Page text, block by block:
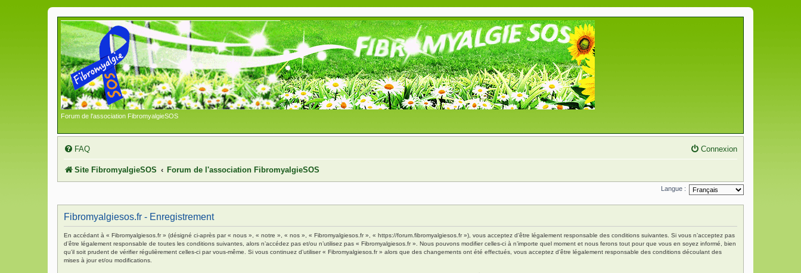
Forum de l'association FibromyalgieSOS
FAQ Connexion
Site FibromyalgieSOS Forum de l'association FibromyalgieSOS
Langue :
Fibromyalgiesos.fr - Enregistrement
En accédant à « Fibromyalgiesos.fr » (désigné ci-après par « nous », « notre », « nos », « Fibromyalgiesos.fr », « https://forum.fibromyalgiesos.fr »), vous acceptez d’être légalement responsable des conditions suivantes. Si vous n’acceptez pas
d’être légalement responsable de toutes les conditions suivantes, alors n’accédez pas et/ou n’utilisez pas « Fibromyalgiesos.fr ». Nous pouvons modifier celles-ci à n’importe quel moment et nous ferons tout pour que vous en soyez informé, bien
qu’il soit prudent de vérifier régulièrement celles-ci par vous-même. Si vous continuez d’utiliser « Fibromyalgiesos.fr » alors que des changements ont été effectués, vous acceptez d’être légalement responsable des conditions découlant des
mises à jour et/ou modifications.